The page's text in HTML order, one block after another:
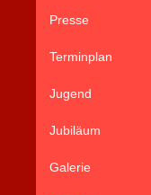
Presse
Terminplan
Jugend
Jubiläum
Galerie